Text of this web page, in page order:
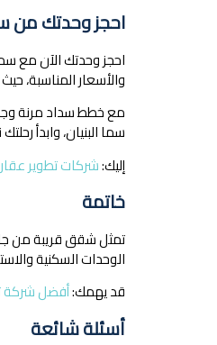
احجز وحدتك من
احجز وحدتك الآن مع
والأسعار المناسبة،
مع خطط سداد مرنة
سما البنيان، وابدأ
إليك:شركات تطوير
خاتمة
تمثل شقق قريبة من
الوحدات السكنية
قد يهمك:أفضل شركة
أسئلة شائعة